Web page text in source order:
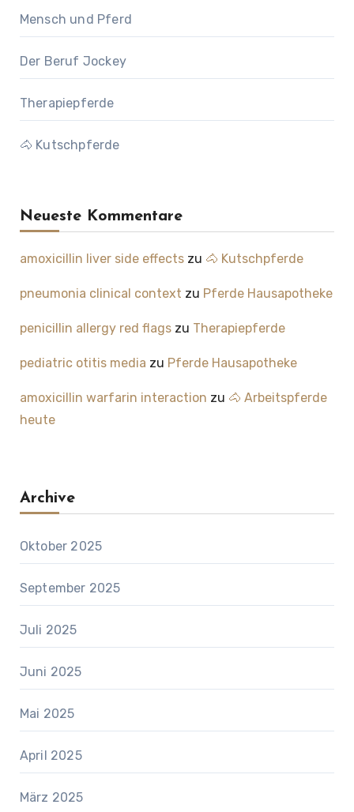
Mensch und Pferd
Der Beruf Jockey
Therapiepferde
🐴 Kutschpferde
Neueste Kommentare
amoxicillin liver side effectszu 🐴 Kutschpferde
pneumonia clinical context zu Pferde Hausapotheke
penicillin allergy red flagszu Therapiepferde
pediatric otitis media zu Pferde Hausapotheke
amoxicillin warfarin interaction zu 🐴 Arbeitspferde
heute
Archive
Oktober 2025
September 2025
Juli 2025
Juni 2025
Mai 2025
April 2025
März 2025